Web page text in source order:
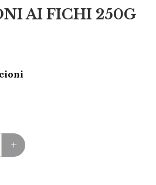
AI FICHI 250G
+